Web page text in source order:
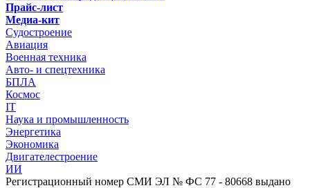
Прайс-лист
Медиа-кит
Судостроение
Авиация
Военная техника
Авто- и спецтехника
БПЛА
Космос
IT
Наука и промышленность
Энергетика
Экономика
Двигателестроение
ИИ
Регистрационный номер СМИ ЭЛ № ФС 77 - 80668 выдано